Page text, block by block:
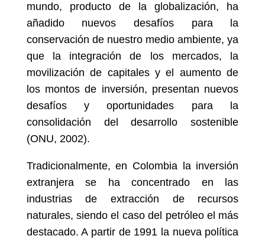
mundo, producto de la globalización, ha
añadido nuevos desafíos para la
conservación de nuestro medio ambiente, ya
que la integración de los mercados, la
movilización de capitales y el aumento de
los montos de inversión, presentan nuevos
desafíos y oportunidades para la
consolidación del desarrollo sostenible
(ONU, 2002).
Tradicionalmente, en Colombia la inversión
extranjera se ha concentrado en las
industrias de extracción de recursos
naturales, siendo el caso del petróleo el más
destacado. A partir de 1991 la nueva política